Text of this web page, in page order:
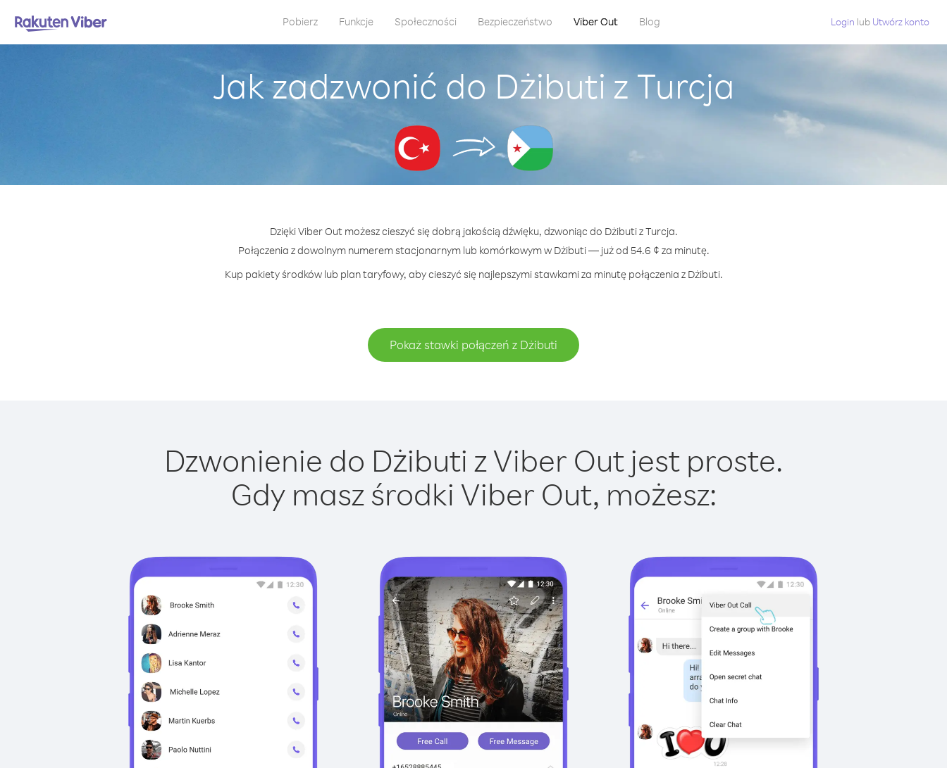
Pobierz Funkcje Społeczności Bezpieczeństwo Viber Out Blog Login lub Utwórz konto
Jak zadzwonić do Dżibuti z Turcja
Dzięki Viber Out możesz cieszyć się dobrą jakością dźwięku, dzwoniąc do Dżibuti z Turcja.
Połączenia z dowolnym numerem stacjonarnym lub komórkowym w Dżibuti — już od 54.6 ¢ za minutę.
Kup pakiety środków lub plan taryfowy, aby cieszyć się najlepszymi stawkami za minutę połączenia z Dżibuti.
Pokaż stawki połączeń z Dżibuti
Dzwonienie do Dżibuti z Viber Out jest proste.
Gdy masz środki Viber Out, możesz: